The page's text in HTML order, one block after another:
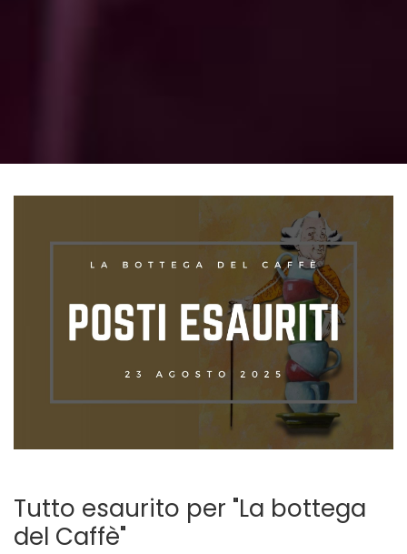
Tutto esaurito per "La bottega
del Caffè"